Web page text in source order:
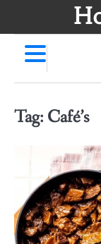
Tag: Café’s